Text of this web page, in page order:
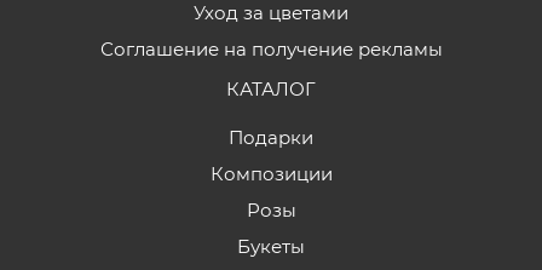
Уход за цветами
Соглашение на получение рекламы
КАТАЛОГ
Подарки
Композиции
Розы
Букеты